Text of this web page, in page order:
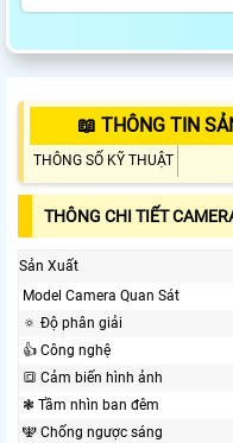
📖 THÔNG TIN
THÔNG SỐ KỸ THUẬT
THÔNG CHI TIẾT
Sản Xuất
Model Camera Quan Sát
🔅 Độ phân giải
👍 Công nghệ
🔳 Cảm biến hình ảnh
❃ Tầm nhìn ban đêm
🕎 Chống ngược sáng